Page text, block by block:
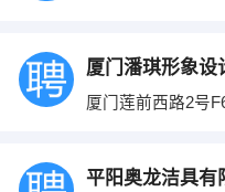
厦门莲前西路2号
平阳奥龙洁具有